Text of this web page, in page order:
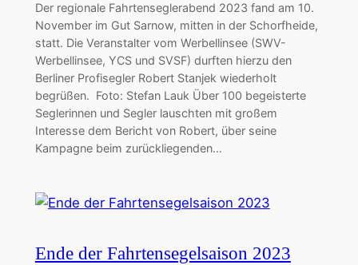
Der regionale Fahrtenseglerabend 2023 fand am 10.
November im Gut Sarnow, mitten in der Schorfheide,
statt. Die Veranstalter vom Werbellinsee (SWV-
Werbellinsee, YCS und SVSF) durften hierzu den
Berliner Profisegler Robert Stanjek wiederholt
begrüßen. Foto: Stefan Lauk Über 100 begeisterte
Seglerinnen und Segler lauschten mit großem
Interesse dem Bericht von Robert, über seine
Kampagne beim zurückliegenden…
Ende der Fahrtensegelsaison 2023